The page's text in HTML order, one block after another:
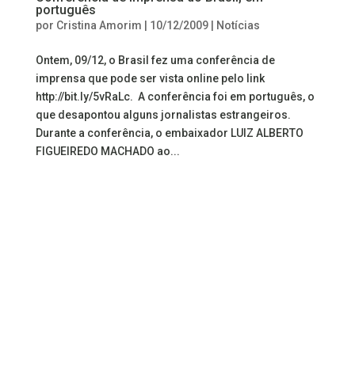
português
por Cristina Amorim 10/12/2009| Notícias
Ontem, 09/12, o Brasil fez uma conferência de
imprensa que pode ser vista online pelo link
http://bit.ly/5vRaLc. A conferência foi em português, o
que desapontou alguns jornalistas estrangeiros.
Durante a conferência, o embaixador LUIZ ALBERTO
FIGUEIREDO MACHADO ao...